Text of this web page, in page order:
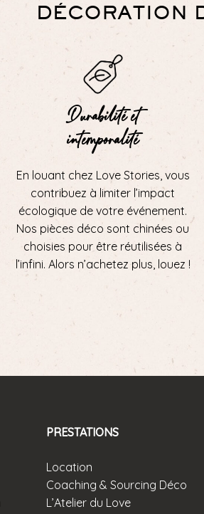
DÉCORATION
Durabilité et
intemporalité
En louant chez Love Stories, vous
contribuez à limiter l’impact
écologique de votre événement.
Nos pièces déco sont chinées ou
choisies pour être réutilisées à
l’infini. Alors n’achetez plus, louez !
PRESTATIONS
Location
Coaching & Sourcing Déco
L’Atelier du Love